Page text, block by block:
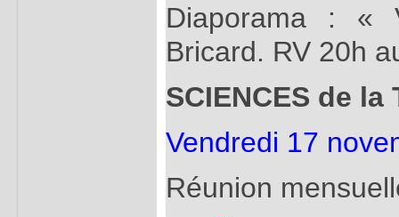
Diaporama : «
Bricard. RV 20h
SCIENCES de la
Vendredi 17
Réunion